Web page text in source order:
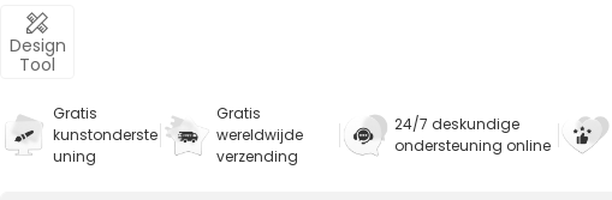
Design
Tool
Gratis
kunstonderste
uning
Gratis
wereldwijde
verzending
24/7 deskundige
ondersteuning online